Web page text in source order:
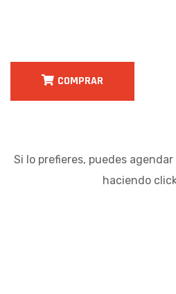
COMPRAR
Si lo prefieres, puedes
haciendo